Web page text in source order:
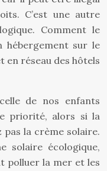
C’est une autre
Comment le
hébergement sur le
en réseau des hôtels
de nos enfants
priorité, alors si la
pas la crème solaire.
solaire écologique,
polluer la mer et les